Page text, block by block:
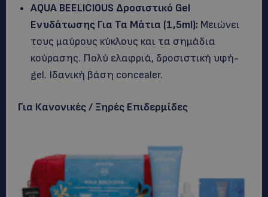
AQUA BEELICIOUS Δροσιστικό Gel
Ενυδάτωσης Για Τα Μάτια (1,5ml): Μειώνει
τους μαύρους κύκλους και τα σημάδια
κούρασης. Πολύ ελαφριά, δροσιστική υφή-
gel. Ιδανική βάση concealer.
Για Κανονικές / Ξηρές Επιδερμίδες